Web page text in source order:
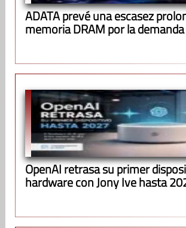
ADATA prevé una escasez
memoria DRAM por la
OpenAI retrasa su primer
hardware con Jony Ive hasta